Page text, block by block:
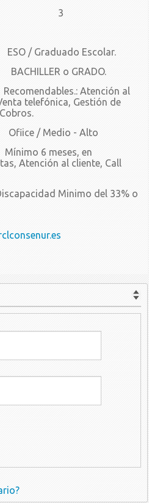
/ Graduado Escolar.
o GRADO.
Atención al
telefónica, Gestión de
/ Medio - Alto
6 meses, en
Atención al cliente, Call
Minimo del 33% o